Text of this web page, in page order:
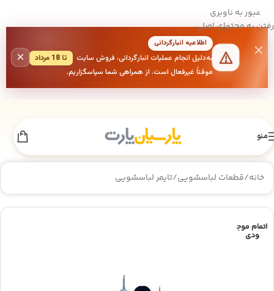
عبور به ناوبری
رفتن به محتوای اصلی
اطلاعیه انبارگردانی
به‌دلیل انجام عملیات انبارگردانی، فروش سایت
تا 18 مرداد
موقتاً غیرفعال است. از همراهی شما سپاسگزاریم.
×
منو
خانه/قطعات لباسشویی/تایمر لباسشویی
اتمام موج
ودی